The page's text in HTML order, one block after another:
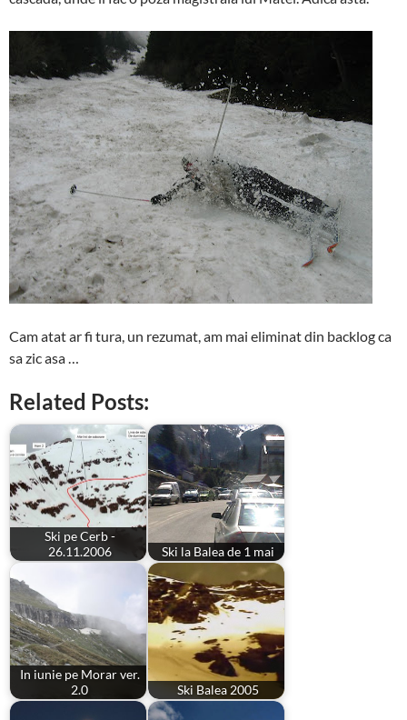
Cam atat ar fi tura, un rezumat, am mai eliminat din backlog ca
sa zic asa …
Related Posts:
Ski pe Cerb -
26.11.2006
Ski la Balea de 1 mai
In iunie pe Morar ver.
2.0
Ski Balea 2005